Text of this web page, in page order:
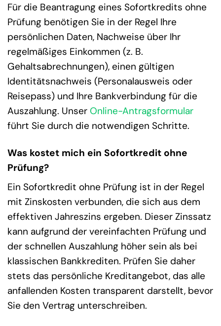
Für die Beantragung eines Sofortkredits ohne
Prüfung benötigen Sie in der Regel Ihre
persönlichen Daten, Nachweise über Ihr
regelmäßiges Einkommen (z. B.
Gehaltsabrechnungen), einen gültigen
Identitätsnachweis (Personalausweis oder
Reisepass) und Ihre Bankverbindung für die
Auszahlung. Unser Online-Antragsformular
führt Sie durch die notwendigen Schritte.
Was kostet mich ein Sofortkredit ohne
Prüfung?
Ein Sofortkredit ohne Prüfung ist in der Regel
mit Zinskosten verbunden, die sich aus dem
effektiven Jahreszins ergeben. Dieser Zinssatz
kann aufgrund der vereinfachten Prüfung und
der schnellen Auszahlung höher sein als bei
klassischen Bankkrediten. Prüfen Sie daher
stets das persönliche Kreditangebot, das alle
anfallenden Kosten transparent darstellt, bevor
Sie den Vertrag unterschreiben.